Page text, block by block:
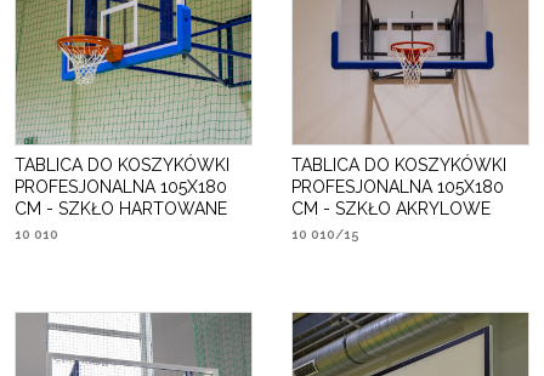
TABLICA DO KOSZYKÓWKI
PROFESJONALNA 105X180
CM - SZKŁO HARTOWANE
10 010
TABLICA DO KOSZYKÓWKI
PROFESJONALNA 105X180
CM - SZKŁO AKRYLOWE
10 010/15